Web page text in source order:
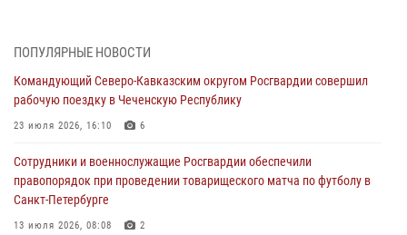
в честь юбилея ведомства
08 августа 2026, 09:03
медицины с учетом опыта СВО
08 августа 2026, 09:00 2
В Кабардино-Балкарии сотрудники Росгвардии провели турнир по
ПОПУЛЯРНЫЕ НОВОСТИ
Командующий Северо-Кавказским округом Росгвардии совершил
рабочую поездку в Чеченскую Республику
23 июля 2026, 16:10 6
Сотрудники и военнослужащие Росгвардии обеспечили
правопорядок при проведении товарищеского матча по футболу в
Санкт-Петербурге
13 июля 2026, 08:08 2